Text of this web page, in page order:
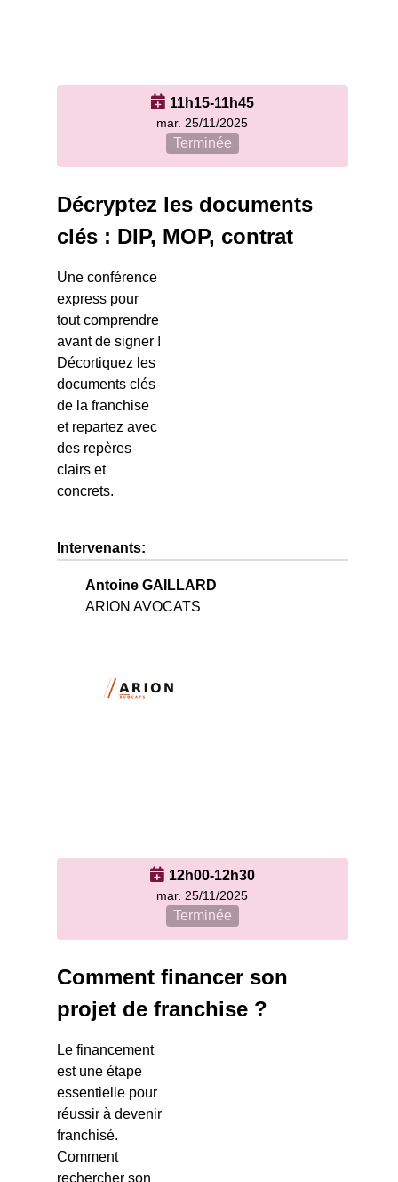
11h15-11h45
mar. 25/11/2025
Terminée
Décryptez les documents
clés : DIP, MOP, contrat
Une conférence
express pour
tout comprendre
avant de signer !
Décortiquez les
documents clés
de la franchise
et repartez avec
des repères
clairs et
concrets.
Intervenants:
Antoine GAILLARD
ARION AVOCATS
12h00-12h30
mar. 25/11/2025
Terminée
Comment financer son
projet de franchise ?
Le financement
est une étape
essentielle pour
réussir à devenir
franchisé.
Comment
rechercher son